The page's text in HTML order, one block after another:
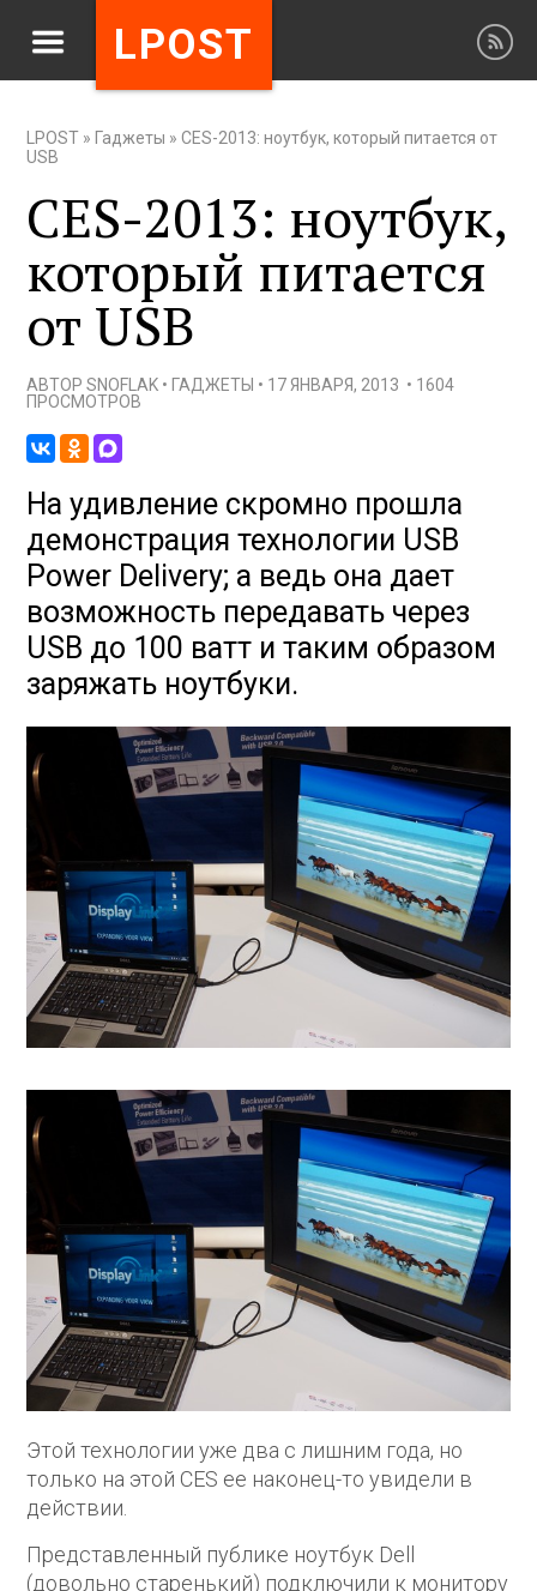
LPOST
LPOST » Гаджеты »CES-2013: ноутбук, который питается от
USB
CES-2013: ноутбук,
который питается
от USB
АВТОРSNOFLAK • ГАДЖЕТЫ • 17 ЯНВАРЯ, 2013 • 1604
ПРОСМОТРОВ
На удивление скромно прошла
демонстрация технологии USB
Power Delivery; а ведь она дает
возможность передавать через
USB до 100 ватт и таким образом
заряжать ноутбуки.
Этой технологии уже два с лишним года, но
только на этой CES ее наконец-то увидели в
действии.
Представленный публике ноутбук Dell
(довольно старенький) подключили к монитору